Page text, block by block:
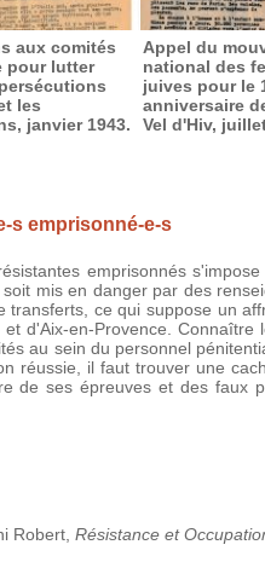
aux comités
pour lutter
les
janvier 1943.
Appel du
national des
juives pour le
anniversaire
Vel d'Hiv,
s emprisonné-e-s
emprisonnés
mis en danger par des
transferts, ce qui suppose un
d'Aix-en-Provence.
au sein du personnel
réussie, il faut trouver une
de ses épreuves et des faux
Robert, Résistance et